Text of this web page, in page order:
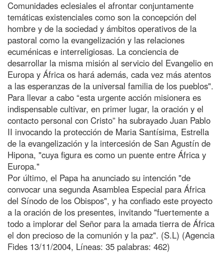
Comunidades eclesiales el afrontar conjuntamente
temáticas existenciales como son la concepción del
hombre y de la sociedad y ámbitos operativos de la
pastoral como la evangelización y las relaciones
ecuménicas e interreligiosas. La conciencia de
desarrollar la misma misión al servicio del Evangelio en
Europa y África os hará además, cada vez más atentos
a las esperanzas de la universal familia de los pueblos".
Para llevar a cabo “esta urgente acción misionera es
indispensable cultivar, en primer lugar, la oración y el
contacto personal con Cristo” ha subrayado Juan Pablo
II invocando la protección de Maria Santísima, Estrella
de la evangelización y la intercesión de San Agustín de
Hipona, "cuya figura es como un puente entre África y
Europa."
Por último, el Papa ha anunciado su intención "de
convocar una segunda Asamblea Especial para África
del Sínodo de los Obispos", y ha confiado este proyecto
a la oración de los presentes, invitando "fuertemente a
todo a implorar del Señor para la amada tierra de África
el don precioso de la comunión y la paz". (S.L) (Agencia
Fides 13/11/2004, Líneas: 35 palabras: 462)